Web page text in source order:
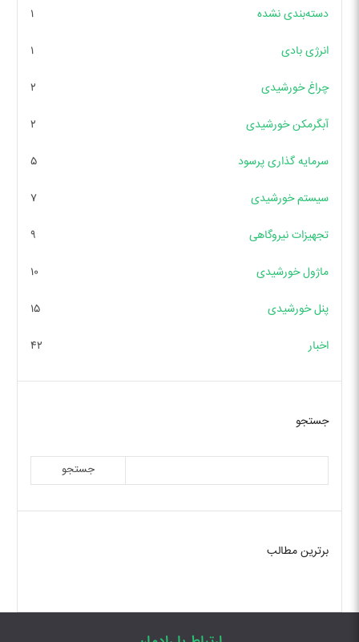
دسته‌بندی نشده ۱
انرژی بادی ۱
چراغ خورشیدی ۲
آبگرمکن خورشیدی ۲
سرمایه گذاری پرسود ۵
سیستم خورشیدی ۷
تجهیزات نیروگاهی ۹
ماژول خورشیدی ۱۰
پنل خورشیدی ۱۵
اخبار ۴۲
جستجو
جستجو
برترین مطالب